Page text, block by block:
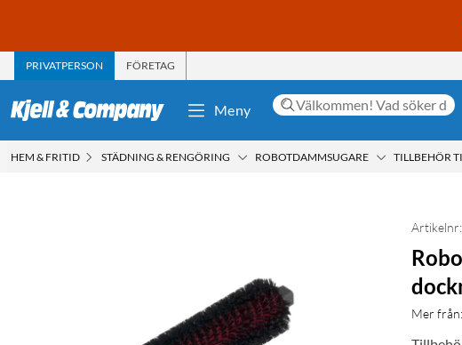
PRIVATPERSON FÖRETAG
Meny
HEM & FRITID STÄDNING & RENGÖRING ROBOTDAMMSUGARE TILLBEHÖR
Mer från: